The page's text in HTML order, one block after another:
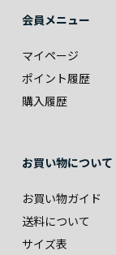
会員メニュー
マイページ
ポイント履歴
購入履歴
お買い物について
お買い物ガイド
送料について
サイズ表